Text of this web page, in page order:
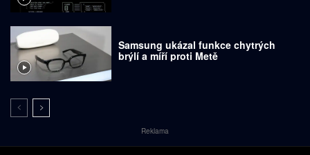
Samsung ukázal funkce chytrých
brýlí a míří proti Metě
Reklama